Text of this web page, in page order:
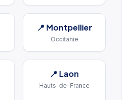
📍 Montpellier
Occitanie
📍 Laon
Hauts-de-France